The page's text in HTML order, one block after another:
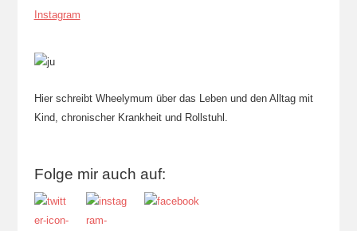
Instagram
Hier schreibt Wheelymum über das Leben und den Alltag mit
Kind, chronischer Krankheit und Rollstuhl.
Folge mir auch auf: